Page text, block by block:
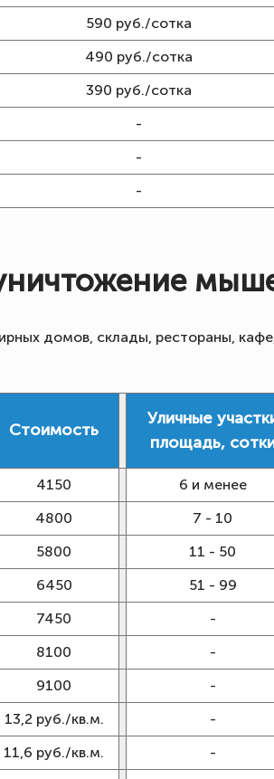
590 руб./сотка
490 руб./сотка
390 руб./сотка
-
-
-
домов, склады, рестораны,
Стоимость
Уличные
площадь,
4150 6 и менее
4800 7 - 10
5800 11 - 50
6450 51 - 99
7450 -
8100 -
9100 -
13,2 руб./кв.м. -
11,6 руб./кв.м. -